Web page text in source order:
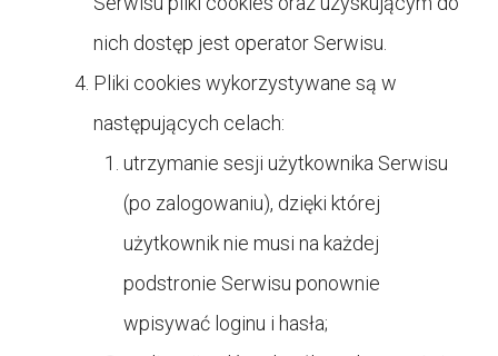
nich dostęp jest operator Serwisu.
Pliki cookies wykorzystywane są w
następujących celach:
utrzymanie sesji użytkownika Serwisu
(po zalogowaniu), dzięki której
użytkownik nie musi na każdej
podstronie Serwisu ponownie
wpisywać loginu i hasła;